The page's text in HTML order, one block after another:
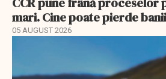
mari. Cine poate pierde
05 AUGUST 2026